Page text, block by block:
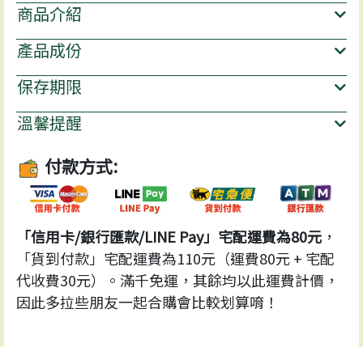
商品介紹
產品成份
保存期限
溫馨提醒
付款方式:
「信用卡/銀行匯款/LINE Pay」宅配運費為80元 ，
「貨到付款」宅配運費為110元（運費80元 + 宅配
代收費30元）。滿千免運，其餘均以此運費計價，
因此多拉些朋友一起合購會比較划算唷！